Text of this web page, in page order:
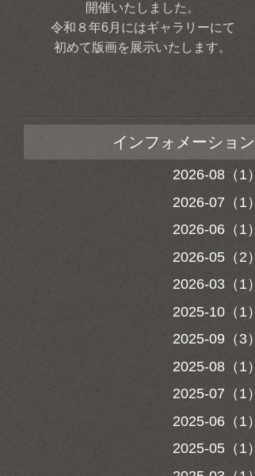
開催いたしました。
令和８年6月にはギャラリーにて
初めて版画を展示いたします。
インフォメーション
2026-08（1）
2026-07（1）
2026-06（1）
2026-05（2）
2026-03（1）
2025-10（1）
2025-09（3）
2025-08（1）
2025-07（1）
2025-06（1）
2025-05（1）